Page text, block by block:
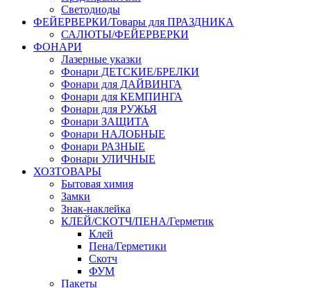
Светодиоды
ФЕЙЕРВЕРКИ/Товары для ПРАЗДНИКА
САЛЮТЫ/ФЕЙЕРВЕРКИ
ФОНАРИ
Лазерные указки
Фонари ДЕТСКИЕ/БРЕЛКИ
Фонари для ДАЙВИНГА
Фонари для КЕМПИНГА
Фонари для РУЖЬЯ
Фонари ЗАЩИТА
Фонари НАЛОБНЫЕ
Фонари РАЗНЫЕ
Фонари УЛИЧНЫЕ
ХОЗТОВАРЫ
Бытовая химия
Замки
Знак-наклейка
КЛЕЙ/СКОТЧ/ПЕНА/Герметик
Клей
Пена/Герметики
Скотч
ФУМ
Пакеты